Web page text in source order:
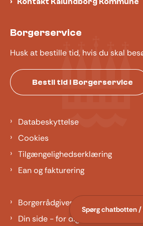
Borgerservice
Husk at bestille tid, hvis du skal
Bestil tid i Borgerservice
Databeskyttelse
Cookies
Tilgængelighedserklæring
Ean og fakturering
Borgerrådgiver
Din side - for dig der er barn eller
Spørg chatbotten